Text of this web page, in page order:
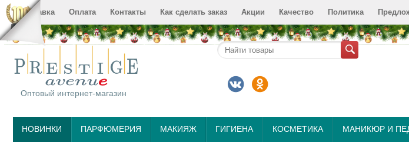
Доставка Оплата Контакты Как сделать заказ Акции Качество Политика
Оптовый интернет-магазин
НОВИНКИ ПАРФЮМЕРИЯ МАКИЯЖ ГИГИЕНА КОСМЕТИКА МАНИКЮР И